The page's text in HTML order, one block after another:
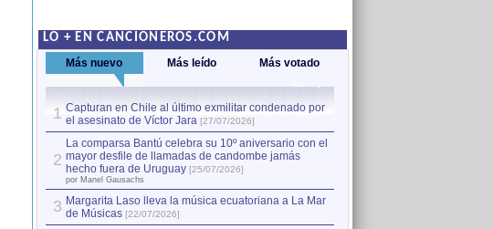
LO + EN CANCIONEROS.COM
Más nuevo Más leído Más votado
1 Capturan en Chile al último exmilitar condenado por
el asesinato de Víctor Jara [27/07/2026]
2
La comparsa Bantú celebra su 10º aniversario con el
mayor desfile de llamadas de candombe jamás
hecho fuera de Uruguay [25/07/2026]
por Manel Gausachs
3 Margarita Laso lleva la música ecuatoriana a La Mar
de Músicas [22/07/2026]